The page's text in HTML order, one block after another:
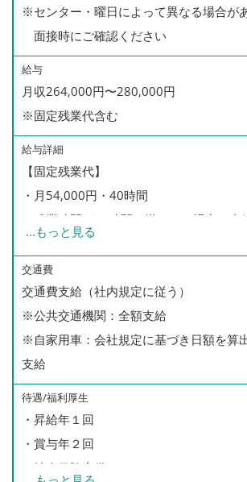
■育児休暇あり（※男性の取得実績あり）
※センター・曜日によって異なる場合が
面接時にご確認ください
給与
月収264,000円〜280,000円
※固定残業代含む
給与詳細
【固定残業代】
・月54,000円・40時間
・残業時間が40時間に満たない場合も支
・40時間を超過した場合は別途、残業手
※全体平均40時間以内に収まることが
【月収例】
月収27万円（入社1年半）
29万円（入社4年）
32万円（入社6年）
【年収例】
520万円／46歳・入社12年（主任）
...もっと見る
交通費
交通費支給（社内規定に従う）
※公共交通機関：全額支給
※自家用車：会社規定に基づき日額を算
支給
待遇/福利厚生
・昇給年１回
・賞与年２回
・社会保険完備